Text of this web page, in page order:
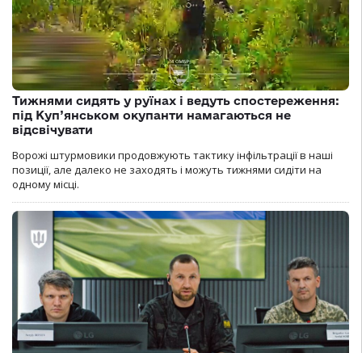
Тижнями сидять у руїнах і ведуть спостереження:
під Куп’янськом окупанти намагаються не
відсвічувати
Ворожі штурмовики продовжують тактику інфільтрації в наші
позиції, але далеко не заходять і можуть тижнями сидіти на
одному місці.